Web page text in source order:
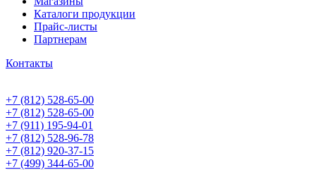
Каталоги продукции
Прайс-листы
Партнерам
Контакты
+7 (812) 528-65-00
+7 (812) 528-65-00
+7 (911) 195-94-01
+7 (812) 528-96-78
+7 (812) 920-37-15
+7 (499) 344-65-00